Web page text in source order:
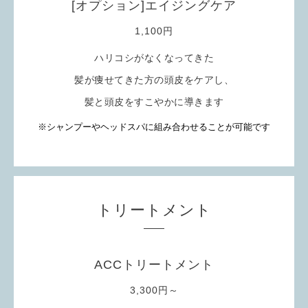
[オプション]エイジングケア
1,100円
ハリコシがなくなってきた
髪が痩せてきた方の頭皮をケアし、
髪と頭皮をすこやかに導きます
※シャンプーやヘッドスパに組み合わせることが可能です
トリートメント
ACCトリートメント
3,300円～